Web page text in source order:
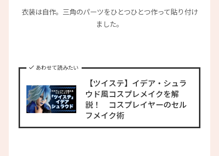
衣装は自作。三角のパーツをひとつひとつ作って貼り付け
ました。
あわせて読みたい
【ツイステ】イデア・シュラ
ウド風コスプレメイクを解
説！ コスプレイヤーのセル
フメイク術